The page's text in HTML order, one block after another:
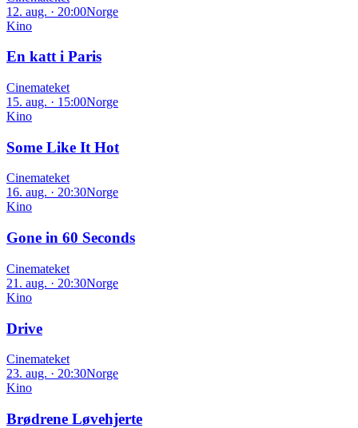
12. aug. · 20:00Norge
Kino
En katt i Paris
Cinemateket
15. aug. · 15:00Norge
Kino
Some Like It Hot
Cinemateket
16. aug. · 20:30Norge
Kino
Gone in 60 Seconds
Cinemateket
21. aug. · 20:30Norge
Kino
Drive
Cinemateket
23. aug. · 20:30Norge
Kino
Brødrene Løvehjerte